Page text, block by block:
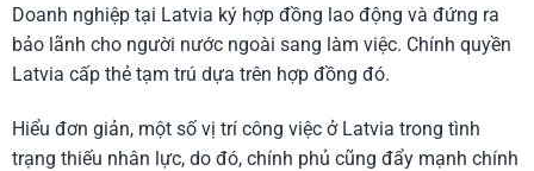
Doanh nghiệp tại Latvia ký hợp đồng lao động và đứng ra
bảo lãnh cho người nước ngoài sang làm việc. Chính quyền
Latvia cấp thẻ tạm trú dựa trên hợp đồng đó.
Hiểu đơn giản, một số vị trí công việc ở Latvia trong tình
trạng thiếu nhân lực, do đó, chính phủ cũng đẩy mạnh chính